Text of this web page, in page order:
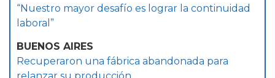
“Nuestro mayor desafío es lograr la continuidad
laboral”
BUENOS AIRES
Recuperaron una fábrica abandonada para